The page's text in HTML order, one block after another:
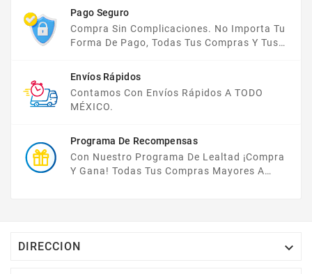
La Semana.
Pago Seguro
Compra Sin Complicaciones. No Importa Tu
Forma De Pago, Todas Tus Compras Y Tus
Envíos Rápidos
Contamos Con Envíos Rápidos A TODO
MÉXICO.
Programa De Recompensas
Con Nuestro Programa De Lealtad ¡compra
Y Gana! Todas Tus Compras Mayores A
DIRECCION 